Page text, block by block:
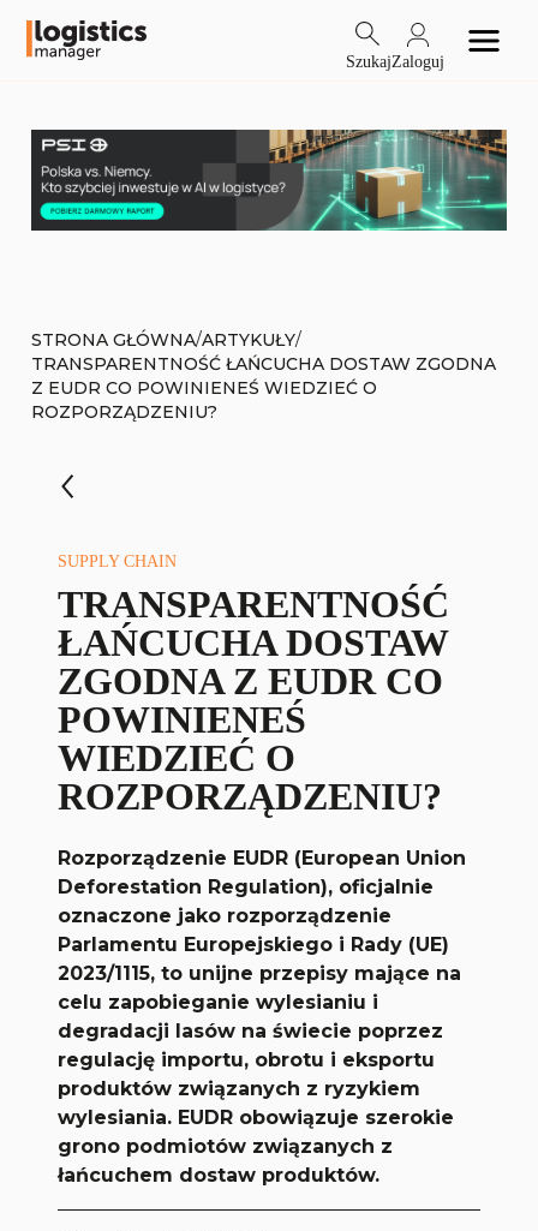
SzukajZaloguj
STRONA GŁÓWNA/ARTYKUŁY/
TRANSPARENTNOŚĆ ŁAŃCUCHA DOSTAW ZGODNA
Z EUDR CO POWINIENEŚ WIEDZIEĆ O
ROZPORZĄDZENIU?
SUPPLY CHAIN
TRANSPARENTNOŚĆ
ŁAŃCUCHA DOSTAW
ZGODNA Z EUDR CO
POWINIENEŚ
WIEDZIEĆ O
ROZPORZĄDZENIU?
Rozporządzenie EUDR (European Union
Deforestation Regulation), oficjalnie
oznaczone jako rozporządzenie
Parlamentu Europejskiego i Rady (UE)
2023/1115, to unijne przepisy mające na
celu zapobieganie wylesianiu i
degradacji lasów na świecie poprzez
regulację importu, obrotu i eksportu
produktów związanych z ryzykiem
wylesiania. EUDR obowiązuje szerokie
grono podmiotów związanych z
łańcuchem dostaw produktów.